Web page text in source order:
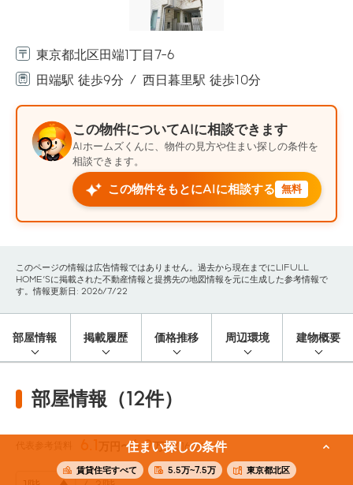
住まい探しの条件
賃貸住宅すべて 5.5万~7.5万 東京都北区
東京都北区田端1丁目7-6
田端駅 徒歩9分
西日暮里駅 徒歩10分
この物件についてAIに相談できます
AIホームズくんに、物件の見方や住まい探しの条件を
相談できます。
この物件をもとにAIに相談する 無料
このページの情報は広告情報ではありません。過去から現在までにLIFULL
HOME'Sに掲載された不動産情報と提携先の地図情報を元に生成した参考情報で
す。情報更新日: 2026/7/22
部屋情報 掲載履歴 価格推移 周辺環境 建物概要
部屋情報（12件）
6.1 万円〜6.9万円(16.24m²)